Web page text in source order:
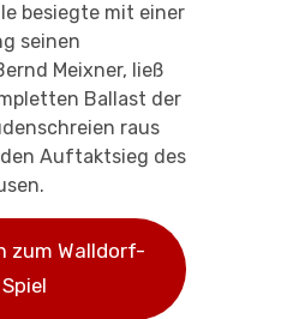
besiegte mit einer
seinen
Meixner, ließ
Ballast der
raus
Auftaktsieg des
zum Walldorf-
Spiel